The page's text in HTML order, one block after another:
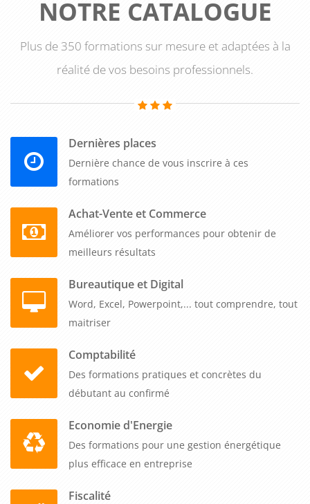
NOTRE CATALOGUE
Plus de 350 formations sur mesure et adaptées à la
réalité de vos besoins professionnels.
Dernières places
Dernière chance de vous inscrire à ces
formations
Achat-Vente et Commerce
Améliorer vos performances pour obtenir de
meilleurs résultats
Bureautique et Digital
Word, Excel, Powerpoint,... tout comprendre, tout
maitriser
Comptabilité
Des formations pratiques et concrètes du
débutant au confirmé
Economie d'Energie
Des formations pour une gestion énergétique
plus efficace en entreprise
Fiscalité